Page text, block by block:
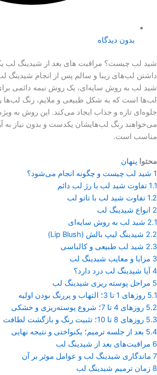
بدون دیدگاه
شید لب چیست؟ مراقبت های بعد از شیدینگ لب
داشتن لب‌های زیبا و سالم پس از انجام شیدینگ
شید لب به روش سایه‌ای، یک روش نیمه دائمی
لب‌ها است که به شکل طبیعی و ملایم، رنگ لب‌ها
جلوه‌ای تازه و جذاب ایجاد می‌کند. این روش به
می‌خواهند رنگ لب‌هایشان یکدست و بدون نیاز به
مناسب است.
محتوا پنهان
1 شید لب چیست و چگونه انجام می‌شود؟
1.1 تفاوت شید لب با رژ لب دائم
1.2 تفاوت شید لب با تاتو لب
2 انواع شیدینگ لب
2.1 شید لب به روش سایه‌ای
2.2 شیدینگ لیپ بالش (Lip Blush)
2.3 شید لب طبیعی و کالباسی
3 مزایا و معایب شیدینگ لب
4 آیا شیدینگ لب درد دارد؟
5 مراحل پوسته ریزی شیدینگ لب
5.1 روزهای 1 تا 3؛ التهاب و پررنگ بودن اولیه
5.2 روزهای 4 تا 7؛ شروع پوسته‌ریزی و خشکی
5.3 روزهای 8 تا 10؛ تثبیت رنگ و بازگشت لطافت
5.4 بعد از جلسه ترمیم؛ یکنواختی و نتیجه نهایی
6 مراقبت‌های بعد از شیدینگ لب
7 ماندگاری شیدینگ لب و عوامل موثر بر آن
8 زمان ترمیم شیدینگ لب